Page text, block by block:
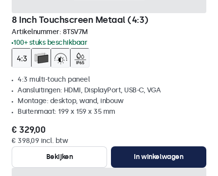
8 Inch Touchscreen Metaal (4:3)
Artikelnummer: 8TSV7M
100+ stuks beschikbaar
4:3 multi-touch paneel
Aansluitingen: HDMI, DisplayPort, USB-C, VGA
Montage: desktop, wand, inbouw
Buitenmaat: 199 x 159 x 35 mm
€ 329,00
€ 398,09 incl. btw
Bekijken
In winkelwagen